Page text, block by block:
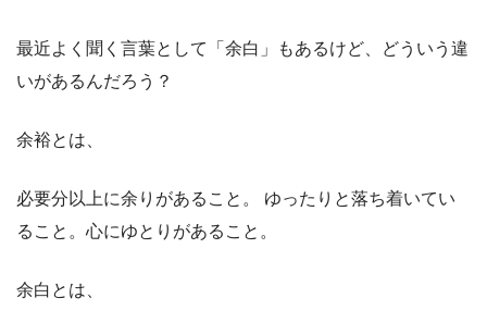
最近よく聞く言葉として「余白」もあるけど、どういう違
いがあるんだろう？
余裕とは、
必要分以上に余りがあること。 ゆったりと落ち着いてい
ること。心にゆとりがあること。
余白とは、